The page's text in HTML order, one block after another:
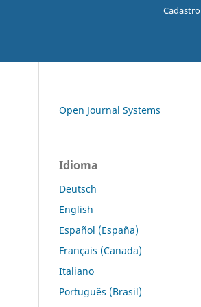
Cadastro
Open Journal Systems
Idioma
Deutsch
English
Español (España)
Français (Canada)
Italiano
Português (Brasil)